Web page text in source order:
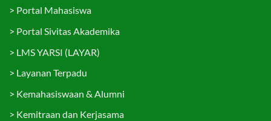
> Portal Mahasiswa
> Portal Sivitas Akademika
> LMS YARSI (LAYAR)
> Layanan Terpadu
> Kemahasiswaan & Alumni
> Kemitraan dan Kerjasama